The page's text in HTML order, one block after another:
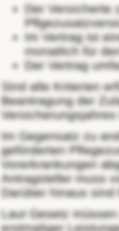
Der Versicherte
Im Vertrag ist
monatlich für
Der Vertrag
Sind alle Kriterien erfüllt, kümmern wir uns bei Vertragsabschluss um die
Beantragung der
Im Gegensatz zu anderen Versicherungen darf bei der staatlich
geförderten
Vorerkrankungen
Antragsteller muss
Darüber hinaus
Laut Gesetz müssen zwischen Vertragsbeginn und der Gewährung
erstmaliger